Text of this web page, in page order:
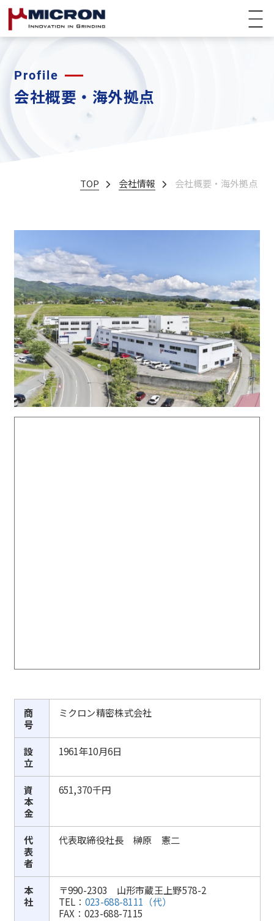
Profile
会社概要・海外拠点
TOP 会社情報 会社概要・海外拠点
商
号
ミクロン精密株式会社
設
立
1961年10月6日
資
本
金
651,370千円
代
表
者
代表取締役社長 榊原 憲二
本
社
〒990-2303 山形市蔵王上野578-2
TEL： 023-688-8111（代）
FAX：023-688-7115